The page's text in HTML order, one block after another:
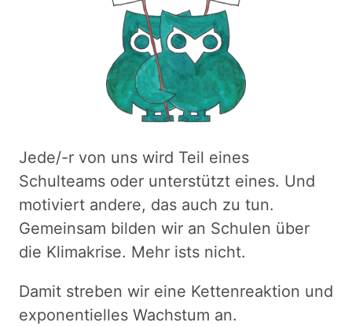
Jede/-r von uns wird Teil eines
Schulteams oder unterstützt eines. Und
motiviert andere, das auch zu tun.
Gemeinsam bilden wir an Schulen über
die Klimakrise. Mehr ists nicht.
Damit streben wir eine Kettenreaktion und
exponentielles Wachstum an.